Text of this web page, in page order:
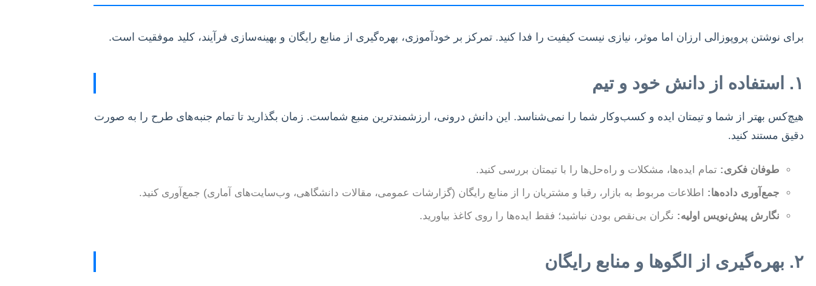
برای نوشتن پروپوزالی ارزان اما موثر، نیازی نیست کیفیت را فدا کنید. تمرکز بر خودآموزی، بهره‌گیری از منابع رایگان و بهینه‌سازی فرآیند، کلید موفقیت است.
۱. استفاده از دانش خود و تیم
هیچ‌کس بهتر از شما و تیمتان ایده و کسب‌وکار شما را نمی‌شناسد. این دانش درونی، ارزشمندترین منبع شماست. زمان بگذارید تا تمام جنبه‌های طرح را به صورت
دقیق مستند کنید.
طوفان فکری: تمام ایده‌ها، مشکلات و راه‌حل‌ها را با تیمتان بررسی کنید.
جمع‌آوری داده‌ها: اطلاعات مربوط به بازار، رقبا و مشتریان را از منابع رایگان (گزارشات عمومی، مقالات دانشگاهی، وب‌سایت‌های آماری) جمع‌آوری کنید.
نگارش پیش‌نویس اولیه: نگران بی‌نقص بودن نباشید؛ فقط ایده‌ها را روی کاغذ بیاورید.
۲. بهره‌گیری از الگوها و منابع رایگان